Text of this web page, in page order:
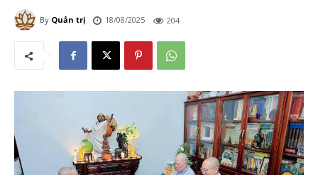
By Quản trị 18/08/2025 204